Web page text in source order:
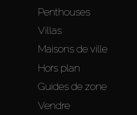
Penthouses
Villas
Maisons de ville
Hors plan
Guides de zone
Vendre